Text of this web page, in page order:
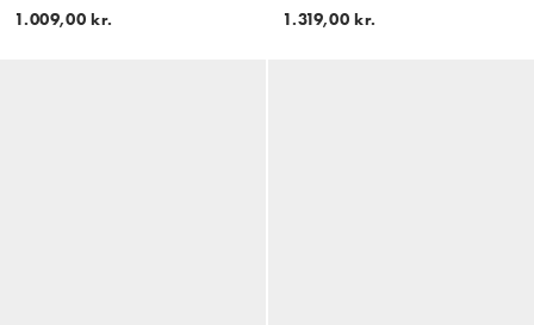
1.009,00 kr.
1.319,00 kr.